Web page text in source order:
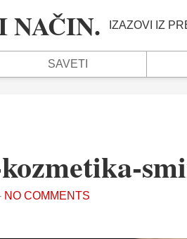
NAČIN. IZAZOVI IZ
SAVETI
NO COMMENTS